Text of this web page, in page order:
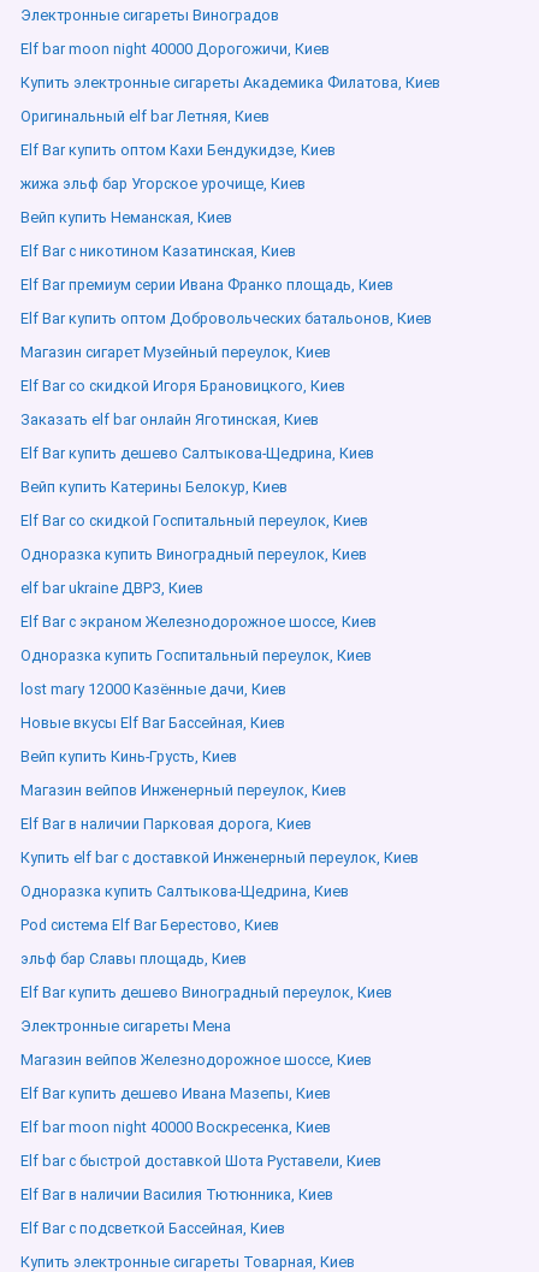
Электронные сигареты Виноградов
Elf bar moon night 40000 Дорогожичи, Киев
Купить электронные сигареты Академика Филатова, Киев
Оригинальный elf bar Летняя, Киев
Elf Bar купить оптом Кахи Бендукидзе, Киев
жижа эльф бар Угорское урочище, Киев
Вейп купить Неманская, Киев
Elf Bar с никотином Казатинская, Киев
Elf Bar премиум серии Ивана Франко площадь, Киев
Elf Bar купить оптом Добровольческих батальонов, Киев
Магазин сигарет Музейный переулок, Киев
Elf Bar со скидкой Игоря Брановицкого, Киев
Заказать elf bar онлайн Яготинская, Киев
Elf Bar купить дешево Салтыкова-Щедрина, Киев
Вейп купить Катерины Белокур, Киев
Elf Bar со скидкой Госпитальный переулок, Киев
Одноразка купить Виноградный переулок, Киев
elf bar ukraine ДВРЗ, Киев
Elf Bar с экраном Железнодорожное шоссе, Киев
Одноразка купить Госпитальный переулок, Киев
lost mary 12000 Казённые дачи, Киев
Новые вкусы Elf Bar Бассейная, Киев
Вейп купить Кинь-Грусть, Киев
Магазин вейпов Инженерный переулок, Киев
Elf Bar в наличии Парковая дорога, Киев
Купить elf bar с доставкой Инженерный переулок, Киев
Одноразка купить Салтыкова-Щедрина, Киев
Pod система Elf Bar Берестово, Киев
эльф бар Славы площадь, Киев
Elf Bar купить дешево Виноградный переулок, Киев
Электронные сигареты Мена
Магазин вейпов Железнодорожное шоссе, Киев
Elf Bar купить дешево Ивана Мазепы, Киев
Elf bar moon night 40000 Воскресенка, Киев
Elf bar с быстрой доставкой Шота Руставели, Киев
Elf Bar в наличии Василия Тютюнника, Киев
Elf Bar с подсветкой Бассейная, Киев
Купить электронные сигареты Товарная, Киев